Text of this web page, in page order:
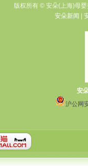
版权所有 © 安朵(上海)母
安朵新闻
安
沪公网